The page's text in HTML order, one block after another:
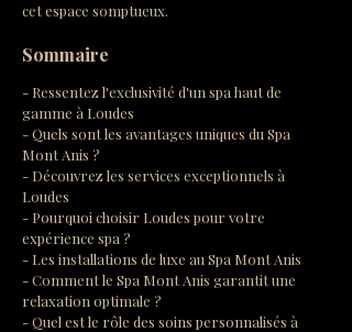
cet espace somptueux.
Sommaire
- Ressentez l'exclusivité d'un spa haut de
gamme à Loudes
- Quels sont les avantages uniques du Spa
Mont Anis ?
- Découvrez les services exceptionnels à
Loudes
- Pourquoi choisir Loudes pour votre
expérience spa ?
- Les installations de luxe au Spa Mont Anis
- Comment le Spa Mont Anis garantit une
relaxation optimale ?
- Quel est le rôle des soins personnalisés à